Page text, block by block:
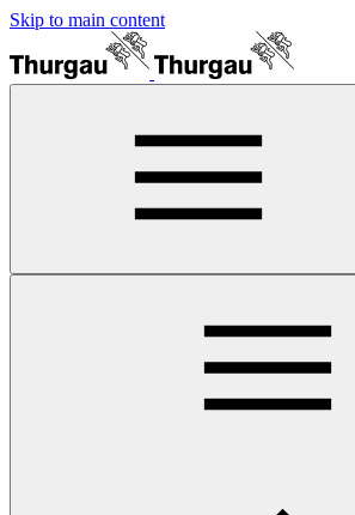
Skip to main content